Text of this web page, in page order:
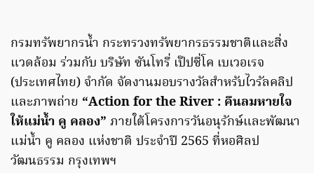
​กรมทรัพยากรน้ำ กระทรวงทรัพยากรธรรมชาติและสิ่ง
แวดล้อม ร่วมกับ บริษัท ซันโทรี่ เป๊ปซี่โค เบเวอเรจ
(ประเทศไทย) จำกัด จัดงานมอบรางวัลสำหรับไวรัลคลิป
และภาพถ่าย “Action for the River : คืนลมหายใจ
ให้แม่น้ำ คู คลอง” ภายใต้โครงการวันอนุรักษ์และพัฒนา
แม่น้ำ คู คลอง แห่งชาติ ประจำปี 2565 ที่หอศิลป
วัฒนธรรม กรุงเทพฯ